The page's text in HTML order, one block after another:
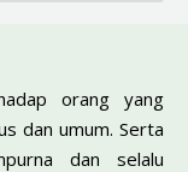
orang yang
dan umum. Serta
dan selalu